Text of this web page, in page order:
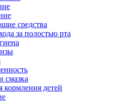
средства
за полостью рта
смазка
кормления детей